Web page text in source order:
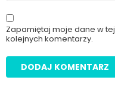
Zapamiętaj moje dane w
kolejnych komentarzy.